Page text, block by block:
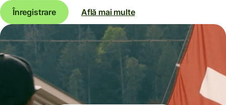
Înregistrare Află mai multe